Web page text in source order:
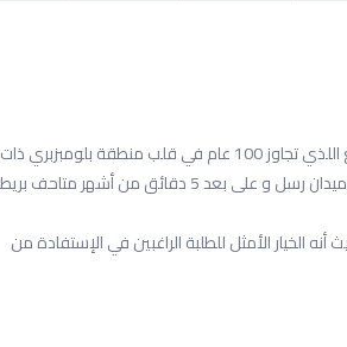
مركزنا في مدينة لندن يحتل المبنى الرائع اللذي تجاوز 100 عام في قلب منطقة بلومبزبري ذات
دقائق من أشهر متاحف بريطانيا.
الأمثل للطلبة الراغبين في الإستفادة من